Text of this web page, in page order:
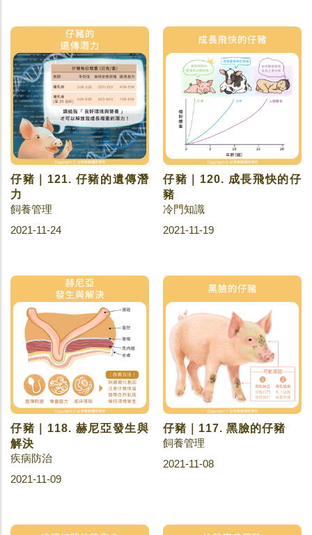
仔豬｜121. 仔豬的遺傳潛
力
飼養管理
2021-11-24
仔豬｜120. 成長飛快的仔
豬
冷門知識
2021-11-19
仔豬｜118. 赫尼亞發生與
解決
疾病防治
2021-11-09
仔豬｜117. 黑臉的仔豬
飼養管理
2021-11-08